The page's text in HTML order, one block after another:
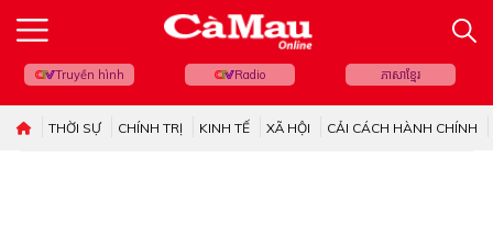
Truyền hình Radio ភាសាខ្មែរ
THỜI SỰ CHÍNH TRỊ KINH TẾ XÃ HỘI CẢI CÁCH HÀNH CHÍNH